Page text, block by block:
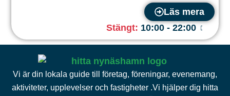
Läs mera
Stängt: 10:00 - 22:00
Vi är din lokala guide till företag, föreningar, evenemang,
aktiviteter, upplevelser och fastigheter .Vi hjälper dig hitta